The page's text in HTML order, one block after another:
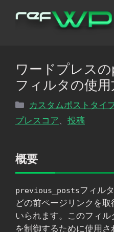
ワードプレス
フィルタの使
カ
テ
ー
カスタムポストタイ
プレスコア
投稿
概要
previous_postsフィル
どの前ページリンクを
いられます。このフィ
を制御するために使用